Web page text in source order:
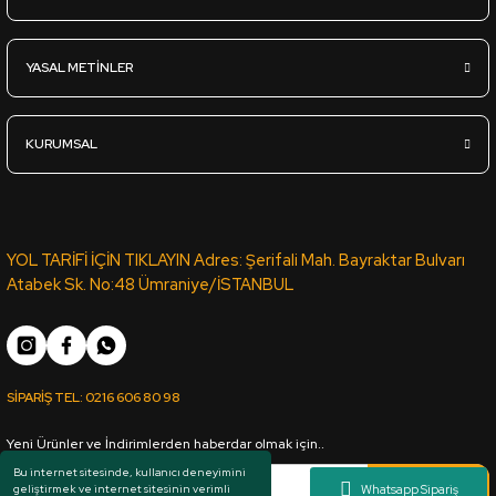
Bu internet sitesinde, kullanıcı deneyimini
geliştirmek ve internet sitesinin verimli
L.Acr-237 Parlak Gri - Lux Akrilik Panel - 18*1220*2800mm
4.040,00TL
L.Acr-037 Parlak Siyah - Lux Akrilik Panel - 18*1220*2800mm
YASAL METİNLER
KURUMSAL
YOL TARİFİ İÇİN TIKLAYIN Adres: Şerifali Mah. Bayraktar Bulvarı
Atabek Sk. No:48 Ümraniye/İSTANBUL
SİPARİŞ TEL:0216 606 80 98
Yeni Ürünler ve İndirimlerden haberdar olmak için..
Kaydol